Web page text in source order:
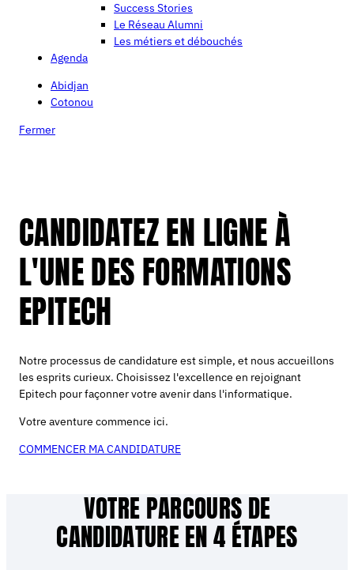
Success Stories
Le Réseau Alumni
Les métiers et débouchés
Agenda
Abidjan
Cotonou
Fermer
CANDIDATEZ EN LIGNE À
L'UNE DES FORMATIONS
EPITECH
Notre processus de candidature est simple, et nous accueillons
les esprits curieux. Choisissez l'excellence en rejoignant
Epitech pour façonner votre avenir dans l'informatique.
Votre aventure commence ici.
COMMENCER MA CANDIDATURE
VOTRE PARCOURS DE
CANDIDATURE EN 4 ÉTAPES